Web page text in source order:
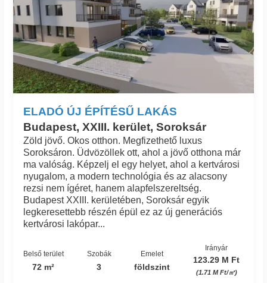
ELADÓ ÚJ ÉPÍTÉSŰ LAKÁS
Budapest, XXIII. kerület, Soroksár
Zöld jövő. Okos otthon. Megfizethető luxus
Soroksáron. Üdvözöllek ott, ahol a jövő otthona már
ma valóság. Képzelj el egy helyet, ahol a kertvárosi
nyugalom, a modern technológia és az alacsony
rezsi nem ígéret, hanem alapfelszereltség.
Budapest XXIII. kerületében, Soroksár egyik
legkeresettebb részén épül ez az új generációs
kertvárosi lakópar...
Belső terület
72 m²
Szobák
3
Emelet
földszint
Irányár
123.29 M Ft
(1.71 M Ft/㎡)